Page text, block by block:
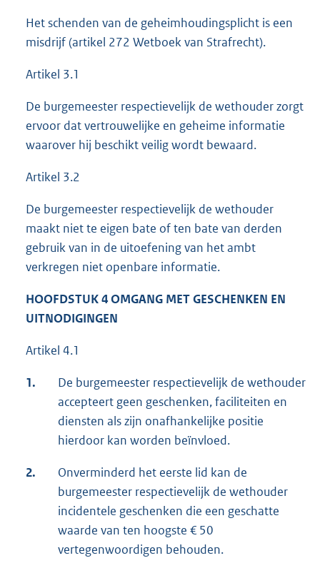
Het schenden van de geheimhoudingsplicht is een
misdrijf (artikel 272 Wetboek van Strafrecht).
Artikel 3.1
De burgemeester respectievelijk de wethouder zorgt
ervoor dat vertrouwelijke en geheime informatie
waarover hij beschikt veilig wordt bewaard.
Artikel 3.2
De burgemeester respectievelijk de wethouder
maakt niet te eigen bate of ten bate van derden
gebruik van in de uitoefening van het ambt
verkregen niet openbare informatie.
HOOFDSTUK 4 OMGANG MET GESCHENKEN EN
UITNODIGINGEN
Artikel 4.1
1.
De burgemeester respectievelijk de wethouder
accepteert geen geschenken, faciliteiten en
diensten als zijn onafhankelijke positie
hierdoor kan worden beïnvloed.
2.
Onverminderd het eerste lid kan de
burgemeester respectievelijk de wethouder
incidentele geschenken die een geschatte
waarde van ten hoogste € 50
vertegenwoordigen behouden.